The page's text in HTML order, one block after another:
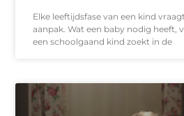
Elke leeftijdsfase van een kind
aanpak. Wat een baby nodig heeft,
een schoolgaand kind zoekt in de